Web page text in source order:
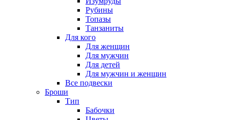
Рубины
Топазы
Танзаниты
Для кого
Для женщин
Для мужчин
Для детей
Для мужчин и женщин
Все подвески
Броши
Тип
Бабочки